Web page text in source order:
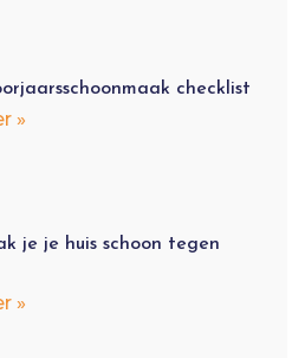
checklist
»
je je huis schoon tegen
»